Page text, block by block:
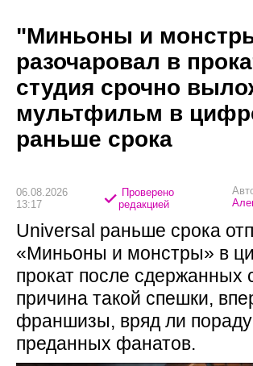
"Миньоны и
разочаровал в
студия срочно
мультфильм в
раньше срока
06.08.2026
13:17
Проверено
редакцией
Universal раньше срока
«Миньоны и монстры» в
прокат после сдержанных
причина такой спешки,
франшизы, вряд ли
преданных фанатов.